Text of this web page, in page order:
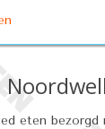
eten bezorgd